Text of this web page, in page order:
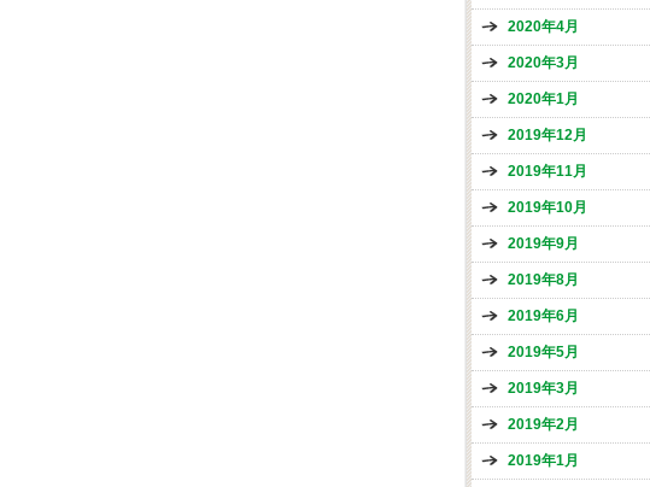
2020年4月
2020年3月
2020年1月
2019年12月
2019年11月
2019年10月
2019年9月
2019年8月
2019年6月
2019年5月
2019年3月
2019年2月
2019年1月